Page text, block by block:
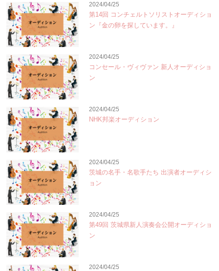
2024/04/25
第14回 コンチェルトソリストオーディショ
ン『金の卵を探しています。』
2024/04/25
コンセール・ヴィヴァン 新人オーディショ
ン
2024/04/25
NHK邦楽オーディション
2024/04/25
茨城の名手・名歌手たち 出演者オーディシ
ョン
2024/04/25
第49回 茨城県新人演奏会公開オーディショ
ン
2024/04/25